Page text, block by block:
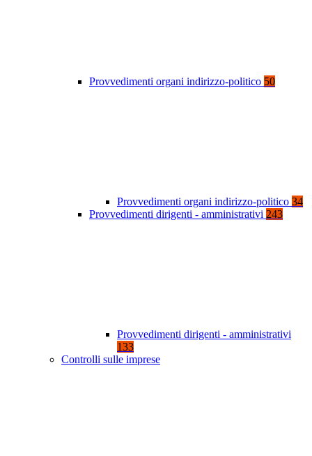
Provvedimenti organi indirizzo-politico 50
Provvedimenti organi indirizzo-politico 34
Provvedimenti dirigenti - amministrativi 243
Provvedimenti dirigenti - amministrativi
133
Controlli sulle imprese